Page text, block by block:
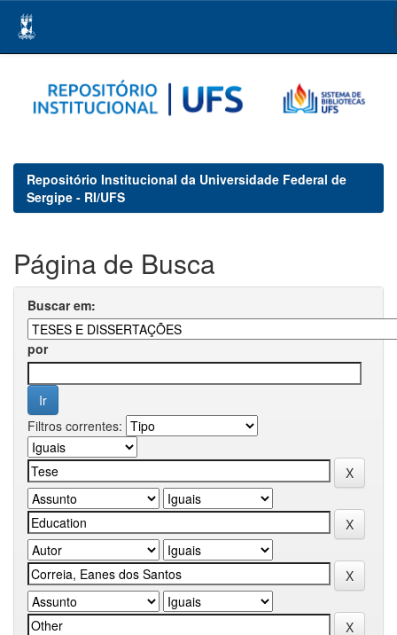
navigation
Repositório Institucional da Universidade Federal de
Sergipe - RI/UFS
Página de Busca
Buscar em:
por
Filtros correntes: